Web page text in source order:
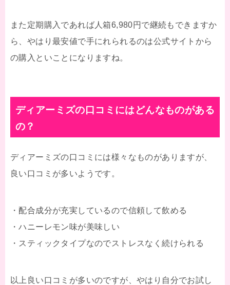
また定期購入であれば人箱6,980円で継続もできますか
ら、やはり最安値で手にれられるのは公式サイトから
の購入といことになりますね。
ディアーミズの口コミにはどんなものがある
の？
ディアーミズの口コミには様々なものがありますが、
良い口コミが多いようです。
・配合成分が充実しているので信頼して飲める
・ハニーレモン味が美味しい
・スティックタイプなのでストレスなく続けられる
以上良い口コミが多いのですが、やはり自分でお試し